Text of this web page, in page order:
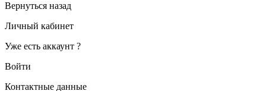
Вернуться назад
Личный кабинет
Уже есть аккаунт ?
Войти
Контактные данные